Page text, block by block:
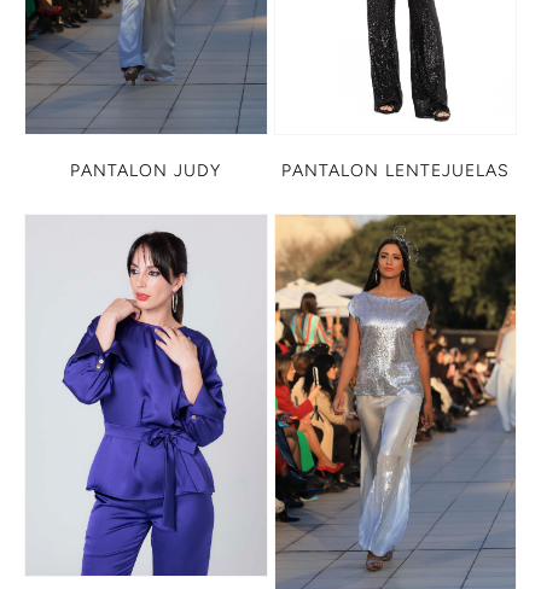
PANTALON JUDY PANTALON LENTEJUELAS